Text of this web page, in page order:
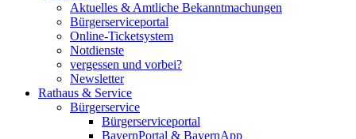
Aktuelles & Amtliche Bekanntmachungen
Bürgerserviceportal
Online-Ticketsystem
Notdienste
vergessen und vorbei?
Newsletter
Rathaus & Service
Bürgerservice
Bürgerserviceportal
BayernPortal & BayernApp